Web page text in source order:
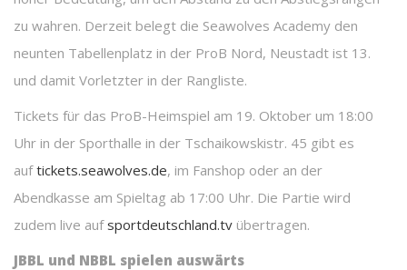
zu wahren. Derzeit belegt die Seawolves Academy den
neunten Tabellenplatz in der ProB Nord, Neustadt ist 13.
und damit Vorletzter in der Rangliste.
Tickets für das ProB-Heimspiel am 19. Oktober um 18:00
Uhr in der Sporthalle in der Tschaikowskistr. 45 gibt es
auftickets.seawolves.de, im Fanshop oder an der
Abendkasse am Spieltag ab 17:00 Uhr. Die Partie wird
zudem live aufsportdeutschland.tv übertragen.
JBBL und NBBL spielen auswärts